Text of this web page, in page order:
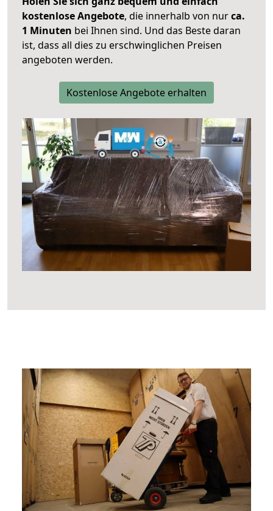
kostenlose Angebote, die innerhalb von nurca.
1 Minuten bei Ihnen sind. Und das Beste daran
ist, dass all dies zu erschwinglichen Preisen
angeboten werden.
Kostenlose Angebote erhalten